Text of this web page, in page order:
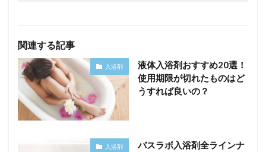
関連する記事
入浴剤
液体入浴剤おすすめ20選！
使用期限が切れたものはど
うすれば良いの？
入浴剤
バスラボ入浴剤全ラインナ